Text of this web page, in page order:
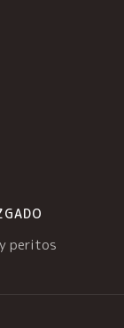
peritos